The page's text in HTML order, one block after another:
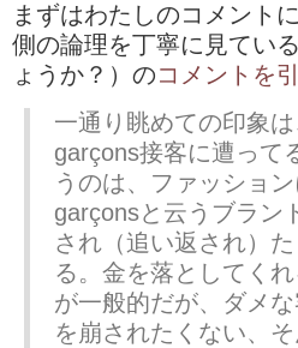
まずはわたしのコメント
側の論理を丁寧に見てい
ょうか？）のコメントを
一通り眺めての印象
garçons接客に遭って
うのは、ファッショ
garçonsと云うブラン
され（追い返され）
る。金を落としてく
が一般的だが、ダメ
を崩されたくない、